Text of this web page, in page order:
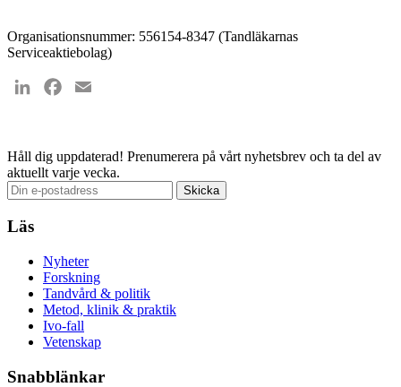
Organisationsnummer: 556154-8347 (Tandläkarnas
Serviceaktiebolag)
LinkedInFacebook
Håll dig uppdaterad! Prenumerera på vårt nyhetsbrev och ta del av
aktuellt varje vecka.
Läs
Nyheter
Forskning
Tandvård & politik
Metod, klinik & praktik
Ivo-fall
Vetenskap
Snabblänkar